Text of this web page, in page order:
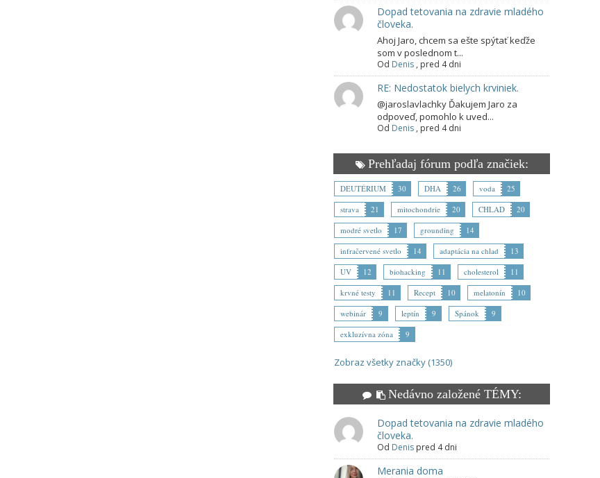
Dopad tetovania na zdravie mladého
človeka.
Ahoj Jaro, chcem sa ešte spýtať keďže
som v poslednom t...
Od Denis , pred 4 dni
RE: Nedostatok bielych krviniek.
@jaroslavlachky Ďakujem Jaro za
odpoveď, pomohlo k uved...
Od Denis , pred 4 dni
Prehľadaj fórum podľa značiek:
DEUTÉRIUM 30 DHA 26 voda
25
strava
21 mitochondrie 20 CHLAD
20
modré svetlo
17 grounding
14
infračervené svetlo
14 adaptácia na chlad
13
UV
12 biohacking 11 cholesterol
11
krvné testy
11 Recept 10 melatonín
10
webinár
9 leptín 9 Spánok
9
exkluzívna zóna
9
Zobraz všetky značky (1350)
Nedávno založené TÉMY:
Dopad tetovania na zdravie mladého
človeka.
Od Denis pred 4 dni
Merania doma